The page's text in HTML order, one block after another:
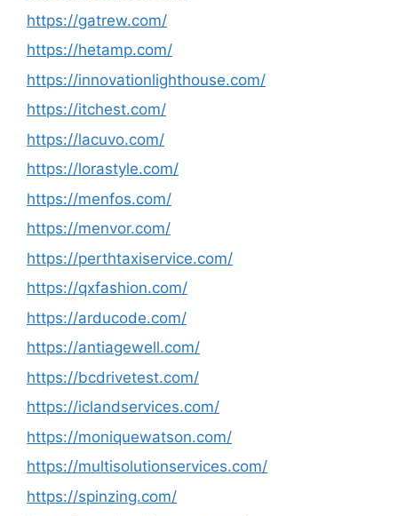
https://gatrew.com/
https://hetamp.com/
https://innovationlighthouse.com/
https://itchest.com/
https://lacuvo.com/
https://lorastyle.com/
https://menfos.com/
https://menvor.com/
https://perthtaxiservice.com/
https://qxfashion.com/
https://arducode.com/
https://antiagewell.com/
https://bcdrivetest.com/
https://iclandservices.com/
https://moniquewatson.com/
https://multisolutionservices.com/
https://spinzing.com/